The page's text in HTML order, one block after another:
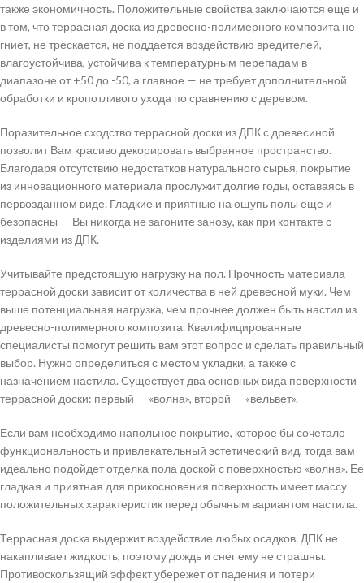
также экономичность. Положительные свойства заключаются еще и
в том, что террасная доска из древесно-полимерного композита не
гниет, не трескается, не поддается воздействию вредителей,
влагоустойчива, устойчива к температурным перепадам в
диапазоне от +50 до -50, а главное — не требует дополнительной
обработки и кропотливого ухода по сравнению с деревом.
Поразительное сходство террасной доски из ДПК с древесиной
позволит Вам красиво декорировать выбранное пространство.
Благодаря отсутствию недостатков натурального сырья, покрытие
из инновационного материала прослужит долгие годы, оставаясь в
первозданном виде. Гладкие и приятные на ощупь полы еще и
безопасны — Вы никогда не загоните занозу, как при контакте с
изделиями из ДПК.
Учитывайте предстоящую нагрузку на пол. Прочность материала
террасной доски зависит от количества в ней древесной муки. Чем
выше потенциальная нагрузка, чем прочнее должен быть настил из
древесно-полимерного композита. Квалифицированные
специалисты помогут решить вам этот вопрос и сделать правильный
выбор. Нужно определиться с местом укладки, а также с
назначением настила. Существует два основных вида поверхности
террасной доски: первый — «волна», второй — «вельвет».
Если вам необходимо напольное покрытие, которое бы сочетало
функциональность и привлекательный эстетический вид, тогда вам
идеально подойдет отделка пола доской с поверхностью «волна». Ее
гладкая и приятная для прикосновения поверхность имеет массу
положительных характеристик перед обычным вариантом настила.
Террасная доска выдержит воздействие любых осадков. ДПК не
накапливает жидкость, поэтому дождь и снег ему не страшны.
Противоскользящий эффект убережет от падения и потери